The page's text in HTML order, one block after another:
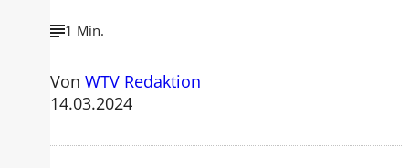
1 Min.
VonWTV Redaktion
14.03.2024